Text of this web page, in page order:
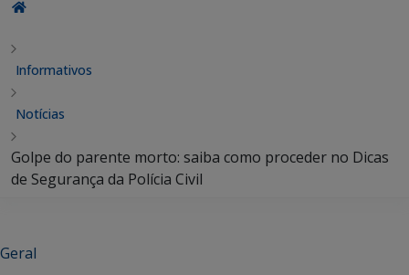
Informativos
Notícias
Golpe do parente morto: saiba como proceder no Dicas
de Segurança da Polícia Civil
Geral